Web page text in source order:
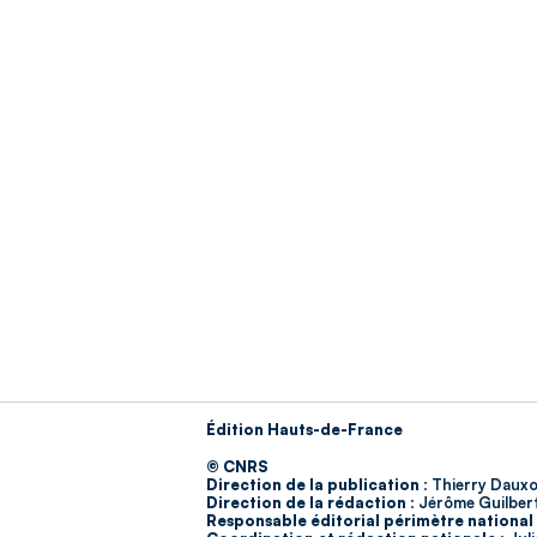
Édition Hauts-de-France
© CNRS
Direction de la publication : Thierry
Direction de la rédaction : Jérôme
Responsable éditorial périmètre national